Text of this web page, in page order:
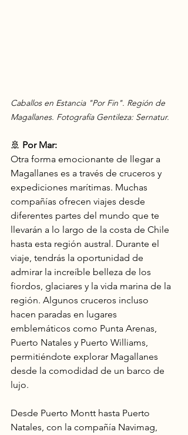
Caballos en Estancia "Por Fin". Región de
Magallanes. Fotografía Gentileza: Sernatur.
🚢 Por Mar:
Otra forma emocionante de llegar a
Magallanes es a través de cruceros y
expediciones marítimas. Muchas
compañías ofrecen viajes desde
diferentes partes del mundo que te
llevarán a lo largo de la costa de Chile
hasta esta región austral. Durante el
viaje, tendrás la oportunidad de
admirar la increíble belleza de los
fiordos, glaciares y la vida marina de la
región. Algunos cruceros incluso
hacen paradas en lugares
emblemáticos como Punta Arenas,
Puerto Natales y Puerto Williams,
permitiéndote explorar Magallanes
desde la comodidad de un barco de
lujo.
Desde Puerto Montt hasta Puerto
Natales, con la compañía Navimag,